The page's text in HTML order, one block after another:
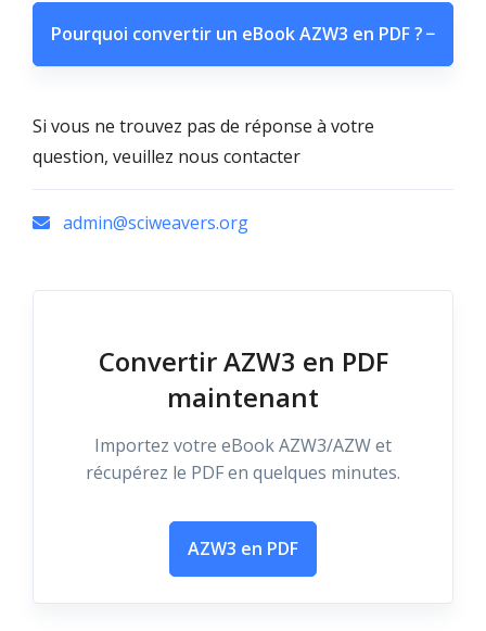
Pourquoi convertir un eBook AZW3 en PDF ?−
Si vous ne trouvez pas de réponse à votre
question, veuillez nous contacter
admin@sciweavers.org
Convertir AZW3 en PDF
maintenant
Importez votre eBook AZW3/AZW et
récupérez le PDF en quelques minutes.
AZW3 en PDF